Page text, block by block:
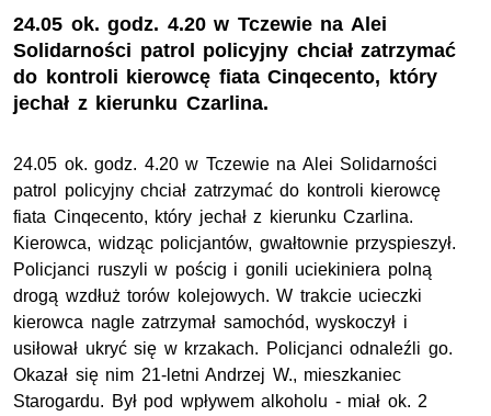
24.05 ok. godz. 4.20 w Tczewie na Alei
Solidarności patrol policyjny chciał zatrzymać
do kontroli kierowcę fiata Cinqecento, który
jechał z kierunku Czarlina.
24.05 ok. godz. 4.20 w Tczewie na Alei Solidarności
patrol policyjny chciał zatrzymać do kontroli kierowcę
fiata Cinqecento, który jechał z kierunku Czarlina.
Kierowca, widząc policjantów, gwałtownie przyspieszył.
Policjanci ruszyli w pościg i gonili uciekiniera polną
drogą wzdłuż torów kolejowych. W trakcie ucieczki
kierowca nagle zatrzymał samochód, wyskoczył i
usiłował ukryć się w krzakach. Policjanci odnaleźli go.
Okazał się nim 21-letni Andrzej W., mieszkaniec
Starogardu. Był pod wpływem alkoholu - miał ok. 2